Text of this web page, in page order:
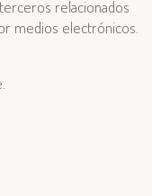
relacionados
medios electrónicos.